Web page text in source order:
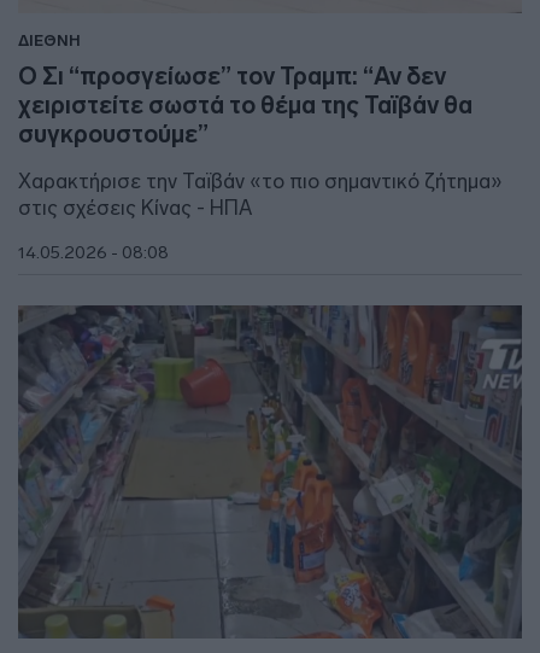
ΔΙΕΘΝΗ
Ο Σι “προσγείωσε” τον Τραμπ: “Αν δεν
χειριστείτε σωστά το θέμα της Ταϊβάν θα
συγκρουστούμε”
Χαρακτήρισε την Ταϊβάν «το πιο σημαντικό ζήτημα»
στις σχέσεις Κίνας - ΗΠΑ
14.05.2026 - 08:08